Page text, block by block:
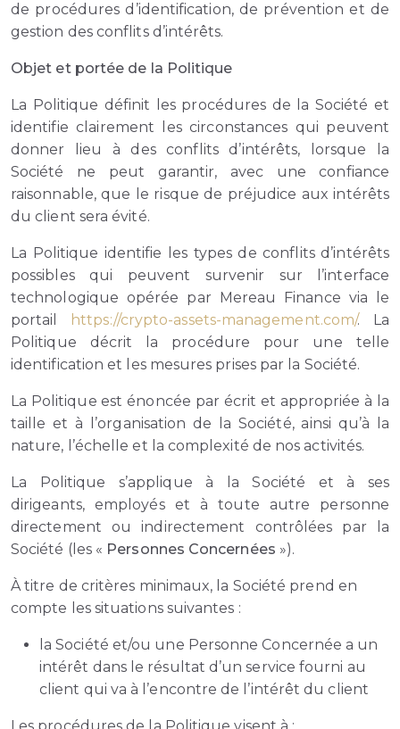
de procédures d’identification, de prévention et de
gestion des conflits d’intérêts.
Objet et portée de la Politique
La Politique définit les procédures de la Société et
identifie clairement les circonstances qui peuvent
donner lieu à des conflits d’intérêts, lorsque la
Société ne peut garantir, avec une confiance
raisonnable, que le risque de préjudice aux intérêts
du client sera évité.
La Politique identifie les types de conflits d’intérêts
possibles qui peuvent survenir sur l’interface
technologique opérée par Mereau Finance via le
portail
https://crypto-assets-management.com/. La
Politique décrit la procédure pour une telle
identification et les mesures prises par la Société.
La Politique est énoncée par écrit et appropriée à la
taille et à l’organisation de la Société, ainsi qu’à la
nature, l’échelle et la complexité de nos activités.
La Politique s’applique à la Société et à ses
dirigeants, employés et à toute autre personne
directement ou indirectement contrôlées par la
Société (les « Personnes Concernées »).
À titre de critères minimaux, la Société prend en
compte les situations suivantes :
la Société et/ou une Personne Concernée a un
intérêt dans le résultat d’un service fourni au
client qui va à l’encontre de l’intérêt du client
Les procédures de la Politique visent à :